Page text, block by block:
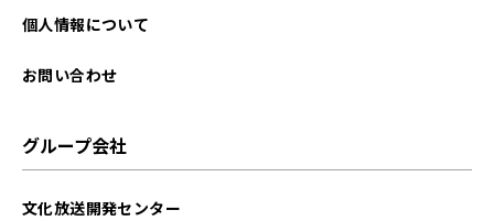
個人情報について
お問い合わせ
グループ会社
文化放送開発センター